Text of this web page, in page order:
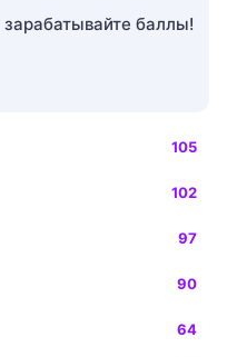
баллы!
105
102
97
90
64